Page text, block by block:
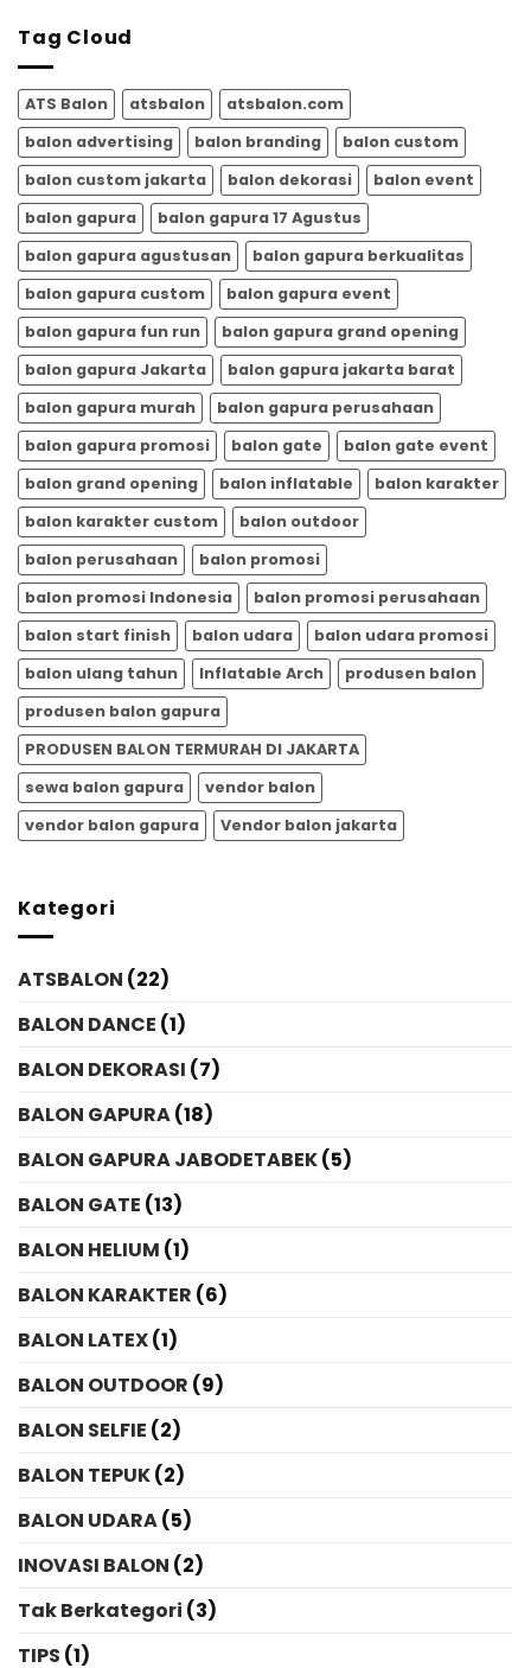
dari
ATSBALON.COM
Tag Cloud
ATS Balon atsbalon
atsbalon.com
balon advertising
balon branding
balon custom
balon custom jakarta
balon dekorasi
balon event
balon gapura
balon gapura 17 Agustus
balon gapura agustusan
balon gapura berkualitas
balon gapura custom
balon gapura event
balon gapura fun run
balon gapura grand opening
balon gapura Jakarta
balon gapura jakarta barat
balon gapura murah
balon gapura perusahaan
balon gapura promosi
balon gate
balon gate event
balon grand opening
balon inflatable
balon karakter
balon karakter custom
balon outdoor
balon perusahaan
balon promosi
balon promosi Indonesia
balon promosi perusahaan
balon start finish
balon udara
balon udara promosi
balon ulang tahun
Inflatable Arch
produsen balon
produsen balon gapura
PRODUSEN BALON TERMURAH DI JAKARTA
sewa balon gapura
vendor balon
vendor balon gapura
Vendor balon jakarta
Kategori
ATSBALON (22)
BALON DANCE (1)
BALON DEKORASI (7)
BALON GAPURA(18)
BALON GAPURA JABODETABEK(5)
BALON GATE (13)
BALON HELIUM (1)
BALON KARAKTER (6)
BALON LATEX(1)
BALON OUTDOOR (9)
BALON SELFIE (2)
BALON TEPUK(2)
BALON UDARA(5)
INOVASI BALON (2)
Tak Berkategori (3)
TIPS (1)